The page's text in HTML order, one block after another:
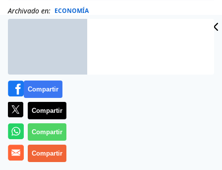
Archivado en: ECONOMÍA
Compartir
Compartir
Compartir
Compartir